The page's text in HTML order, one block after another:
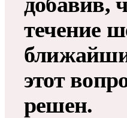
течение
этот
решен.